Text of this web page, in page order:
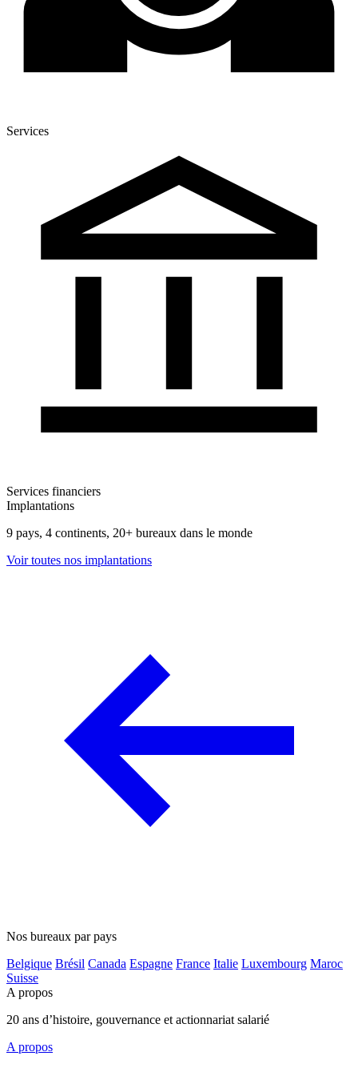
Services
Services financiers
Implantations
9 pays, 4 continents, 20+ bureaux dans le monde
Voir toutes nos implantations
Nos bureaux par pays
Belgique Brésil Canada Espagne France Italie Luxembourg Maroc
Suisse
A propos
20 ans d’histoire, gouvernance et actionnariat salarié
A propos